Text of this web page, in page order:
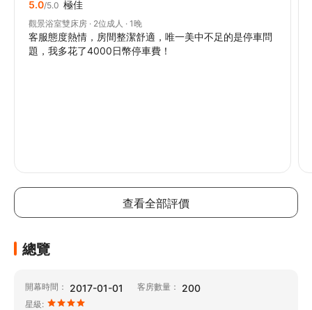
5.0/5.0 極佳
觀景浴室雙床房 · 2位成人 · 1晚
客服態度熱情，房間整潔舒適，唯一美中不足的是停車問
題，我多花了4000日幣停車費！
查看全部評價
總覽
開幕時間： 2017-01-01 客房數量： 200
星級: